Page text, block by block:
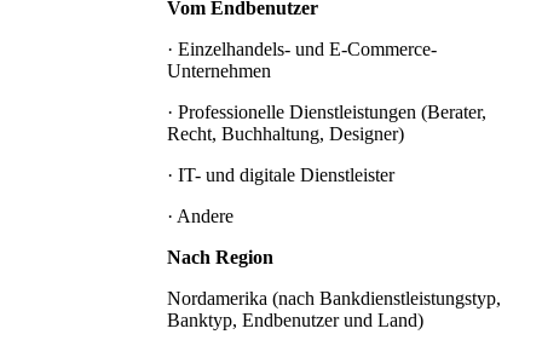
Vom Endbenutzer
· Einzelhandels- und E-Commerce-
Unternehmen
· Professionelle Dienstleistungen (Berater,
Recht, Buchhaltung, Designer)
· IT- und digitale Dienstleister
· Andere
Nach Region
Nordamerika (nach Bankdienstleistungstyp,
Banktyp, Endbenutzer und Land)